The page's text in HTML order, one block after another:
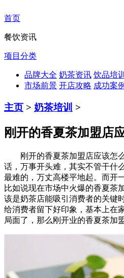
首页
餐饮资讯
项目分类
品牌大全 奶茶资讯 饮品培训
市场前景 开店攻略 成功案例
主页 > 奶茶培训 >
刚开的香夏茶加盟店
刚开的香夏茶加盟店应该怎么
话，万事开头难，其实不管干什
最难的，万丈高楼平地起。而开
比如说现在市场中火爆的香夏茶
该是奶茶店能吸引消费者的关键
给消费者留下好印象，基本上在
局面了，那么刚开业的香夏茶加